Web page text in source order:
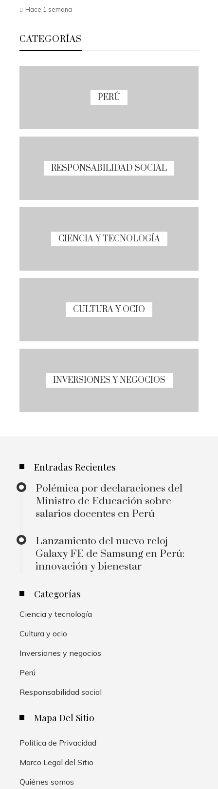
Hace 1 semana
CATEGORÍAS
PERÚ
RESPONSABILIDAD SOCIAL
CIENCIA Y TECNOLOGÍA
CULTURA Y OCIO
INVERSIONES Y NEGOCIOS
Entradas Recientes
Polémica por declaraciones del
Ministro de Educación sobre
salarios docentes en Perú
Lanzamiento del nuevo reloj
Galaxy FE de Samsung en Perú:
innovación y bienestar
Categorías
Ciencia y tecnología
Cultura y ocio
Inversiones y negocios
Perú
Responsabilidad social
Mapa Del Sitio
Política de Privacidad
Marco Legal del Sitio
Quiénes somos